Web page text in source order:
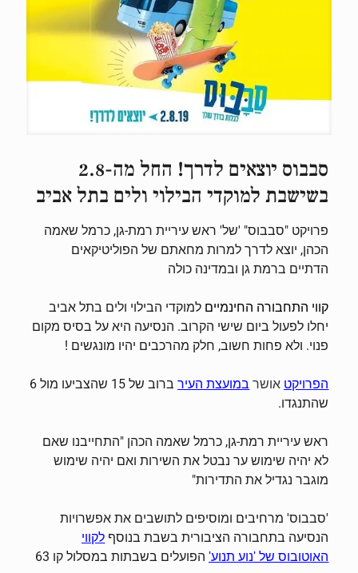
סבבוס יוצאים לדרך! החל מה-2.8
בשישבת למוקדי הבילוי ולים בתל אביב
פרויקט "סבבוס" 'של' ראש עיריית רמת-גן, כרמל שאמה
הכהן, יוצא לדרך למרות מחאתם של הפוליטיקאים
הדתיים ברמת גן ובמדינה כולה
קווי התחבורה החינמיים למוקדי הבילוי ולים בתל אביב
יחלו לפעול ביום שישי הקרוב. הנסיעה היא על בסיס מקום
פנוי. ולא פחות חשוב, חלק מהרכבים יהיו מונגשים !
הפרויקט אושר במועצת העיר
ברוב של 15 שהצביעו מול 6
שהתנגדו.
ראש עיריית רמת-גן, כרמל שאמה הכהן "התחייבנו שאם
לא יהיה שימוש ער נבטל את השירות ואם יהיה שימוש
מוגבר נגדיל את התדירות"
'סבבוס' מרחיבים ומוסיפים לתושבים את אפשרויות
הנסיעה בתחבורה הציבורית בשבת בנוסף לקווי
האוטובוס של 'נוע תנוע'הפועלים בשבתות במסלול קו 63